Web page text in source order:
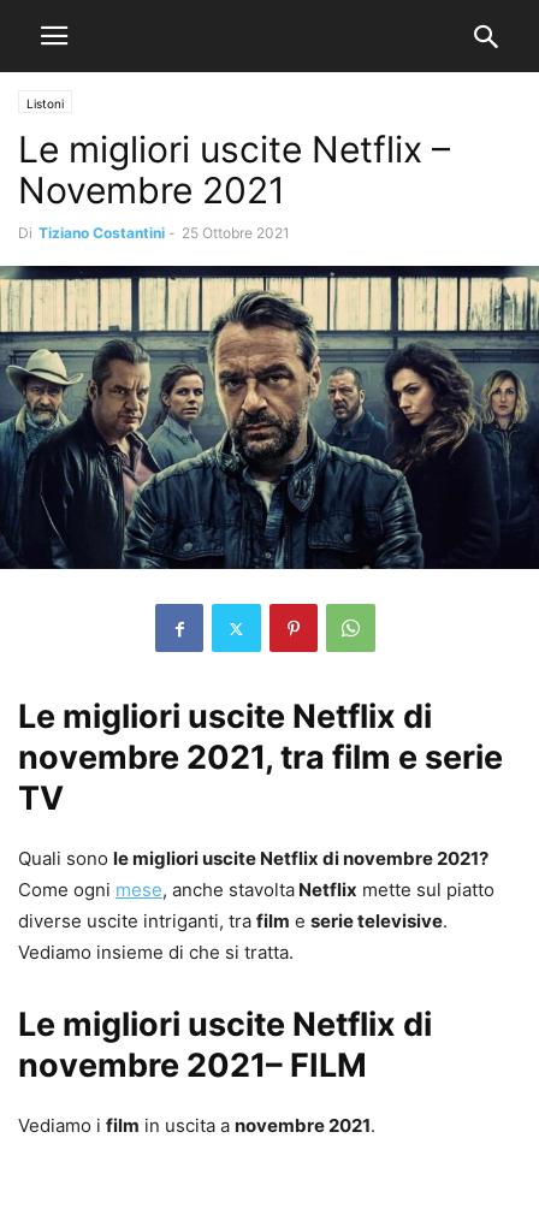
Listoni
Le migliori uscite Netflix –
Novembre 2021
Di Tiziano Costantini - 25 Ottobre 2021
Le migliori uscite Netflix di
novembre 2021, tra film e serie
TV
Quali sono le migliori uscite Netflix di novembre 2021?
Come ogni mese, anche stavolta Netflix mette sul piatto
diverse uscite intriganti, tra film e serie televisive.
Vediamo insieme di che si tratta.
Le migliori uscite Netflix di
novembre 2021– FILM
Vediamo i film in uscita a novembre 2021.